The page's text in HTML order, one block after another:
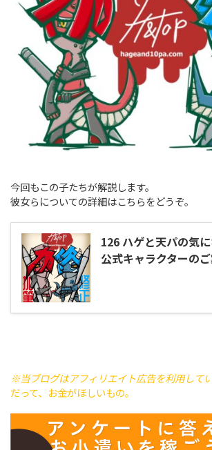
今回もこの子たちが解説します。
彼女らについての詳細はこちらをどうぞ。
126 ハゲと天パの気
公式キャラクターの
※当ブログはアフィリエイト広告を利用してい
だって、お金がほしいもの。